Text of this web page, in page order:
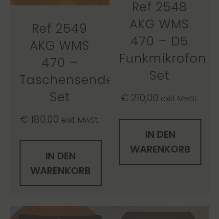
Ref 2549
AKG WMS
470 –
Taschensender
Set
€ 180,00 exkl. MwSt.
IN DEN
WARENKORB
Ref 2548
AKG WMS
470 – D5
Funkmikrofon
Set
€ 210,00 exkl. MwSt.
IN DEN
WARENKORB